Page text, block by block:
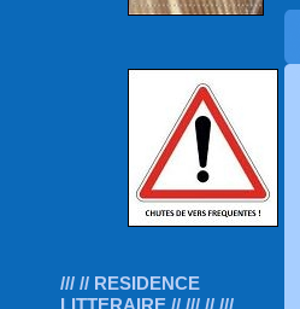
/// // RESIDENCE
LITTERAIRE // /// // ///